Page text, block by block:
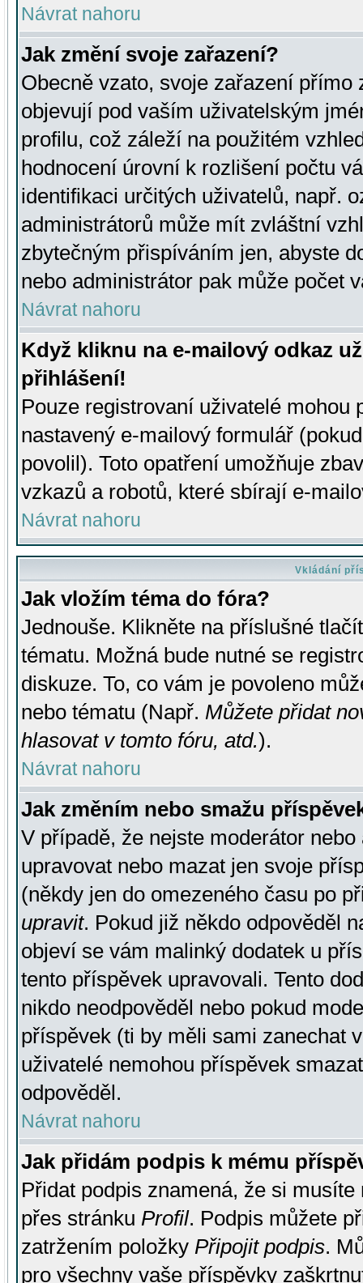
Návrat nahoru
Jak změní svoje zařazení?
Obecně vzato, svoje zařazení přímo
objevují pod vaším uživatelským
profilu, což záleží na použitém
hodnocení úrovní k rozlišení počtu
identifikaci určitých uživatelů, např.
administrátorů může mít zvláštní
zbytečným přispíváním jen, abyste
nebo administrátor pak může počet
Návrat nahoru
Když kliknu na e-mailový odkaz
přihlášení!
Pouze registrovaní uživatelé mohou
nastavený e-mailový formulář
povolil). Toto opatření umožňuje
vzkazů a robotů, které sbírají e-
Návrat nahoru
Vkládání
Jak vložím téma do fóra?
Jednouše. Klikněte na příslušné
tématu. Možná bude nutné se
diskuze. To, co vám je povoleno
nebo tématu (Např. Můžete přidat
hlasovat v tomto fóru, atd.).
Návrat nahoru
Jak změním nebo smažu
V případě, že nejste moderátor
upravovat nebo mazat jen svoje
(někdy jen do omezeného času po
upravit. Pokud již někdo odpověděl
objeví se vám malinký dodatek u
tento příspěvek upravovali. Tento
nikdo neodpověděl nebo pokud
příspěvek (ti by měli sami zanechat
uživatelé nemohou příspěvek
odpověděl.
Návrat nahoru
Jak přidám podpis k mému
Přidat podpis znamená, že si
přes stránku Profil. Podpis můžete
zatržením položky Připojit podpis.
pro všechny vaše příspěvky